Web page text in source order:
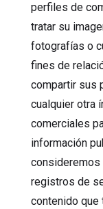
perfiles de
tratar su
fotografías o
fines de
compartir sus
cualquier otra
comerciales
información
consideremos
registros de
contenido